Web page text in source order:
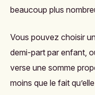
beaucoup plus
Vous pouvez choisir
demi-part par enfant,
verse une somme
moins que le fait